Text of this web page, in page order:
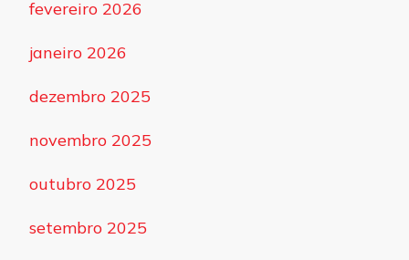
fevereiro 2026
janeiro 2026
dezembro 2025
novembro 2025
outubro 2025
setembro 2025